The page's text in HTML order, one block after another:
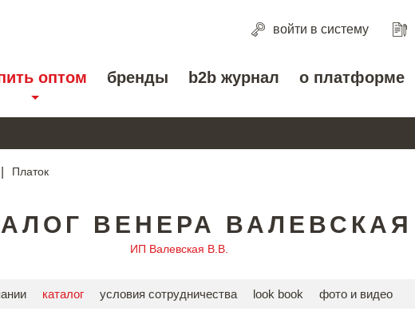
войти в систему
оптом бренды b2b журнал о платформе
Платок
ВЕНЕРА ВАЛЕВСКАЯ
ИП Валевская В.В.
каталог условия сотрудничества look book фото и видео